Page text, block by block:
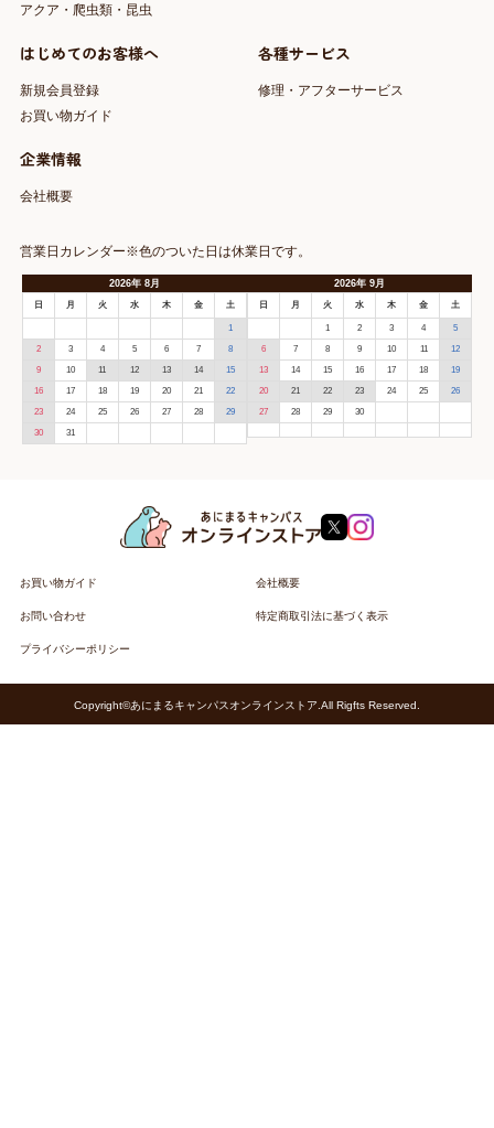
アクア・爬虫類・昆虫
はじめてのお客様へ
新規会員登録
お買い物ガイド
各種サービス
修理・アフターサービス
企業情報
会社概要
営業日カレンダー※色のついた日は休業日です。
2026年 8月
日 月 火 水 木 金 土
1
2 3 4 5 6 7 8
9 10 11 12 13 14 15
16 17 18 19 20 21 22
23 24 25 26 27 28 29
30 31
2026年9月
日 月 火 水 木 金 土
1 2 3 4 5
6 7 8 9 10 11 12
13 14 15 16 17 18 19
20 21 22 23 24 25 26
27 28 29 30
お買い物ガイド 会社概要
お問い合わせ 特定商取引法に基づく表示
プライバシーポリシー
Copyright©あにまるキャンパスオンラインストア.All Rigfts Reserved.